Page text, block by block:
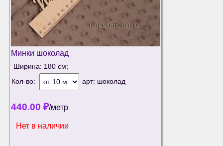
Минки шоколад
Ширина: 180 см;
Кол-во:
арт: шоколад
440.00 ₽/метр
Нет в наличии